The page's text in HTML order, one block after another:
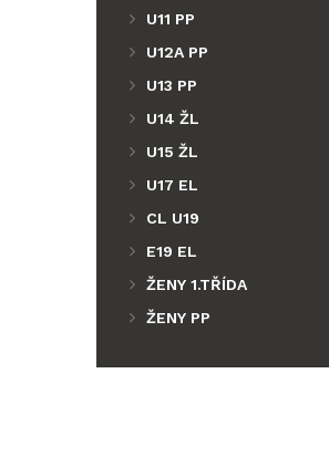
U11 PP
U12A PP
U13 PP
U14 ŽL
U15 ŽL
U17 EL
CL U19
E19 EL
ŽENY 1.TŘÍDA
ŽENY PP